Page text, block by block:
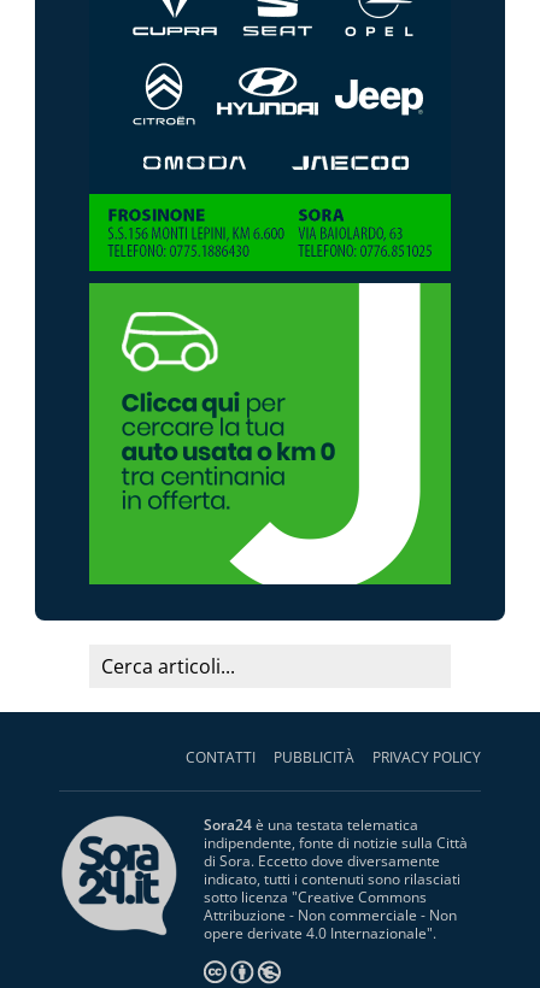
CONTATTI PUBBLICITÀ PRIVACY POLICY
Sora24è una testata telematica
indipendente, fonte di notizie sulla Città
di Sora. Eccetto dove diversamente
indicato, tutti i contenuti sono rilasciati
sotto licenza "Creative Commons
Attribuzione - Non commerciale - Non
opere derivate 4.0 Internazionale".